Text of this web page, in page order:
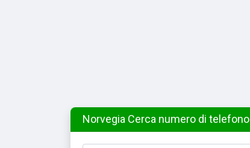
Norvegia Cerca numero di telefono